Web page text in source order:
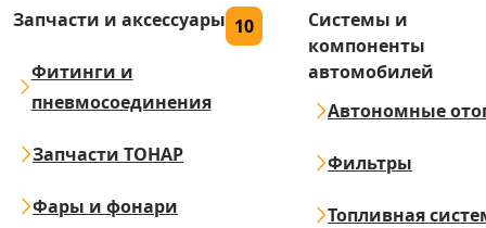
Запчасти и аксессуары 10
Фитинги и
пневмосоединения
Запчасти ТОНАР
Фары и фонари
Системы и
компоненты
автомобилей
Автономные
Фильтры
Топливная